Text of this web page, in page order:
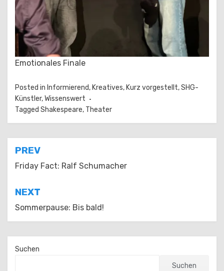
Emotionales Finale
Posted in Informierend, Kreatives, Kurz vorgestellt,SHG-
Künstler,Wissenswert
Tagged Shakespeare, Theater
Beitragsnavigation
PREV
Friday Fact: Ralf Schumacher
NEXT
Sommerpause: Bis bald!
Suchen
Suchen